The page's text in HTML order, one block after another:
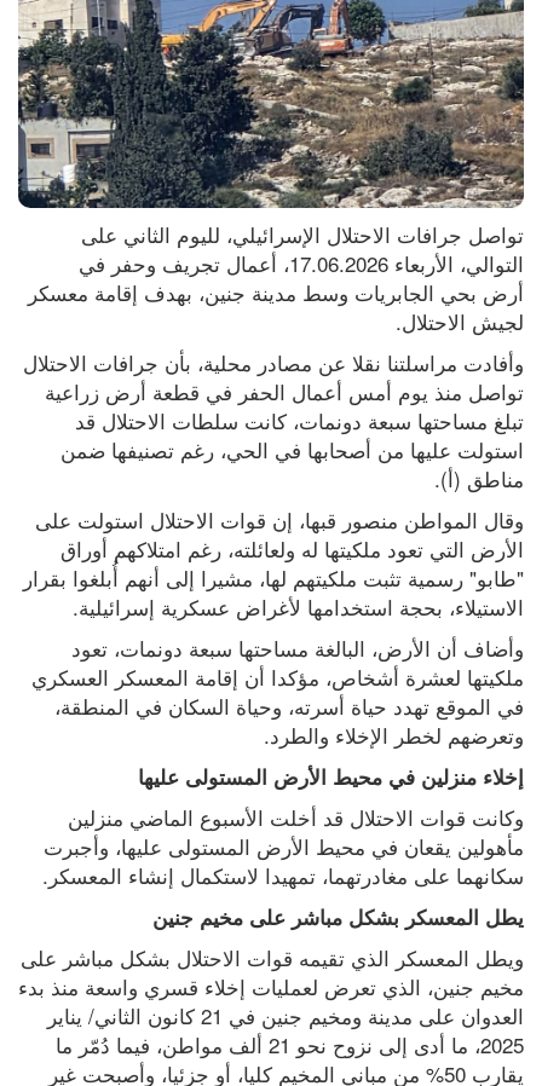
لجيش الاحتلال.
مناطق (أ).
الاستيلاء، بحجة استخدامها لأغراض عسكرية إسرائيلية.
وتعرضهم لخطر الإخلاء والطرد.
إخلاء منزلين في محيط الأرض المستولى عليها
سكانهما على مغادرتهما، تمهيدا لاستكمال إنشاء المعسكر.
يطل المعسكر بشكل مباشر على مخيم جنين